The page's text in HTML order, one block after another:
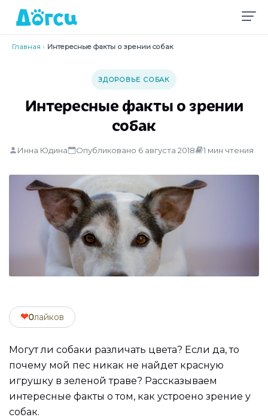
Главная › Интересные факты о зрении собак
ЗДОРОВЬЕ СОБАК
Интересные факты о зрении
собак
Инна Юдина Опубликовано 6 августа 2018 1 мин чтения
❤0лайков
Могут ли собаки различать цвета? Если да, то
почему мой пес никак не найдет красную
игрушку в зеленой траве? Рассказываем
интересные факты о том, как устроено зрение у
собак.